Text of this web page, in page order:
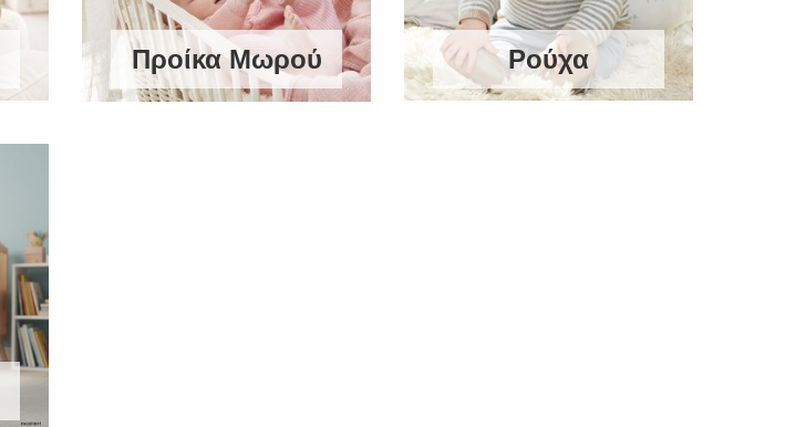
Προίκα Μωρού Ρούχα